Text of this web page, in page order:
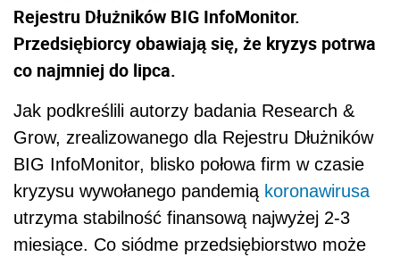
Rejestru Dłużników BIG InfoMonitor.
Przedsiębiorcy obawiają się, że kryzys potrwa
co najmniej do lipca.
Jak podkreślili autorzy badania Research &
Grow, zrealizowanego dla Rejestru Dłużników
BIG InfoMonitor, blisko połowa firm w czasie
kryzysu wywołanego pandemią koronawirusa
utrzyma stabilność finansową najwyżej 2-3
miesiące. Co siódme przedsiębiorstwo może